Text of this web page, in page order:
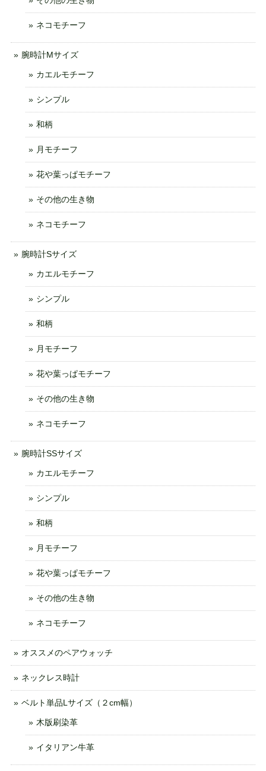
ネコモチーフ
腕時計Mサイズ
カエルモチーフ
シンプル
和柄
月モチーフ
花や葉っぱモチーフ
その他の生き物
ネコモチーフ
腕時計Sサイズ
カエルモチーフ
シンプル
和柄
月モチーフ
花や葉っぱモチーフ
その他の生き物
ネコモチーフ
腕時計SSサイズ
カエルモチーフ
シンプル
和柄
月モチーフ
花や葉っぱモチーフ
その他の生き物
ネコモチーフ
オススメのペアウォッチ
ネックレス時計
ベルト単品Lサイズ（２cm幅）
木版刷染革
イタリアン牛革